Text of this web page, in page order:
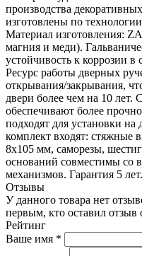
производства
изготовлены по
Материал изготовления:
магния и меди).
устойчивость к коррозии в
Ресурс работы дверных
открывания/закрывания,
двери более чем на 10
обеспечивают более
подходят для установки
комплект входят: стяжные
8x105 мм, саморезы,
оснований совместимы со
механизмов. Гарантия 5 лет.
Отзывы
У данного товара нет
первым, кто оставил отзыв
Рейтинг
Ваше имя *